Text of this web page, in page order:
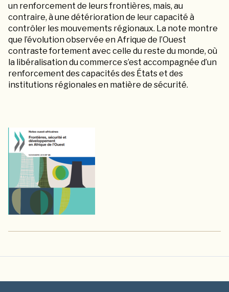
un renforcement de leurs frontières, mais, au
contraire, à une détérioration de leur capacité à
contrôler les mouvements régionaux. La note montre
que l’évolution observée en Afrique de l’Ouest
contraste fortement avec celle du reste du monde, où
la libéralisation du commerce s’est accompagnée d’un
renforcement des capacités des États et des
institutions régionales en matière de sécurité.